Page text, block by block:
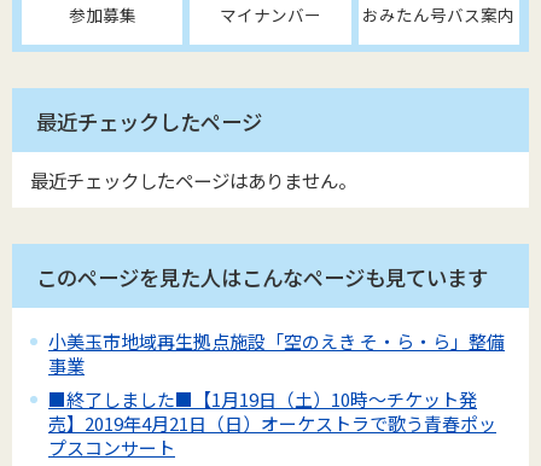
参加募集 マイナンバー おみたん号バス案内
最近チェックしたページ
最近チェックしたページはありません。
このページを見た人はこんなページも見ています
小美玉市地域再生拠点施設「空のえき そ・ら・ら」整備
事業
■終了しました■【1月19日（土）10時～チケット発
売】2019年4月21日（日）オーケストラで歌う青春ポッ
プスコンサート